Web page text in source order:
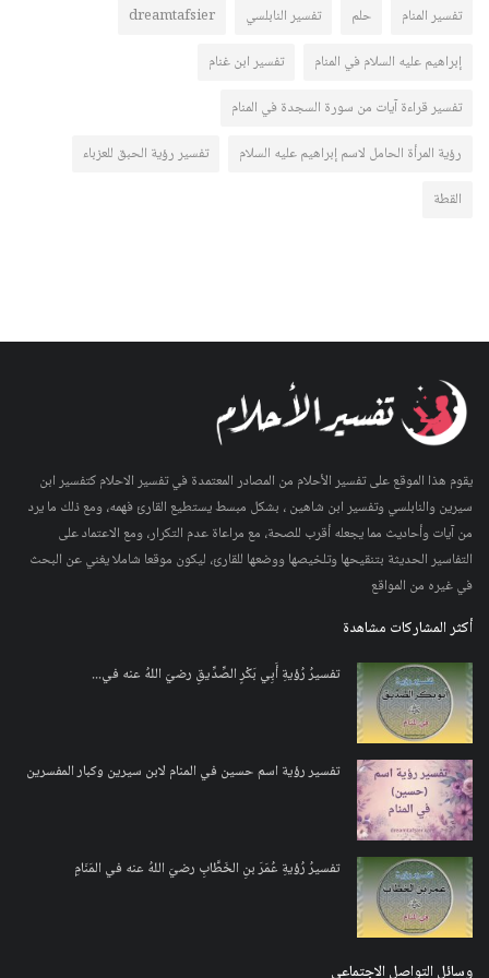
تفسير المنام
حلم تفسير النابلسي
dreamtafsier
إبراهيم عليه السلام في المنام
تفسير ابن غنام
تفسير قراءة آيات من سورة السجدة في المنام
رؤية المرأة الحامل لاسم إبراهيم عليه السلام
تفسير رؤية الحبق للعزباء
القطة
يقوم هذا الموقع على تفسير الأحلام من المصادر المعتمدة في تفسير الاحلام كتفسير ابن
سيرين والنابلسي وتفسير ابن شاهين ، بشكل مبسط يستطيع القارئ فهمه، ومع ذلك ما يرد
من آيات وأحاديث مما يجعله أقرب للصحة، مع مراعاة عدم التكرار، ومع الاعتماد على
التفاسير الحديثة بتنقيحها وتلخيصها ووضعها للقارئ، ليكون موقعا شاملا يغني عن البحث
في غيره من المواقع
أكثر المشاركات مشاهدة
تفسيرُ رُؤيةِ أَبِي بَكْرٍ الصِّدِّيقِ رضيَ اللهُ عنه في...
تفسير رؤية اسم حسين في المنام لابن سيرين وكبار المفسرين
تفسيرُ رُؤيةِ عُمَرَ بنِ الخَطَّابِ رضيَ اللهُ عنه في المَنَامِ
وسائل التواصل الاجتماعي